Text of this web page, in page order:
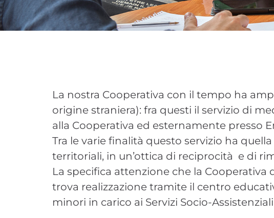
La nostra Cooperativa con il tempo ha
origine straniera): fra questi il servizio di
alla Cooperativa ed esternamente presso
Tra le varie finalità questo servizio ha
territoriali, in un’ottica di reciprocità e di
La specifica attenzione che la
trova realizzazione tramite il centro
minori in carico ai Servizi Socio-